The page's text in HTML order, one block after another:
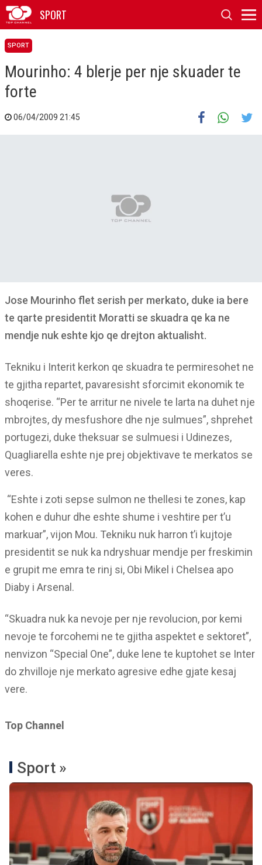
SPORT
SPORT
Mourinho: 4 blerje per nje skuader te
forte
06/04/2009 21:45
Jose Mourinho flet serish per merkato, duke ia bere
te qarte presidentit Moratti se skuadra qe ka ne
mendje nuk eshte kjo qe drejton aktualisht.
Tekniku i Interit kerkon qe skuadra te permiresohet ne
te gjitha repartet, pavaresisht sforcimit ekonomik te
shoqerise. “Per te arritur ne nivele te larta na duhet nje
mbrojtes, dy mesfushore dhe nje sulmues”, shprehet
portugezi, duke theksuar se sulmuesi i Udinezes,
Quagliarella eshte nje prej objektivave te merkatos se
veres.
“Eshte i zoti sepse sulmon ne thellesi te zones, kap
kohen e duhur dhe eshte shume i veshtire per t’u
markuar”, vijon Mou. Tekniku nuk harron t’i kujtoje
presidentit se nuk ka ndryshuar mendje per freskimin
e grupit me emra te rinj si, Obi Mikel i Chelsea apo
Diaby i Arsenal.
“Skuadra nuk ka nevoje per nje revolucion, por kemi
nevoje te forcohemi ne te gjitha aspektet e sektoret”,
nenvizon “Special One”, duke lene te kuptohet se Inter
do zhvilloje nje merkato agresive edhe gjate kesaj
vere.
Top Channel
Sport »